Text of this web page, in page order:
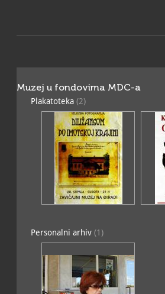
Muzej u fondovima MDC-a
Plakatoteka (2)
Personalni arhiv (1)